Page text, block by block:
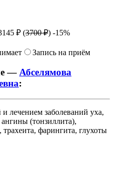
₽ (3700 ₽) -15%
Запись на приём
— Абселямова
:
лечением заболеваний уха,
(тонзиллита),
фарингита, глухоты